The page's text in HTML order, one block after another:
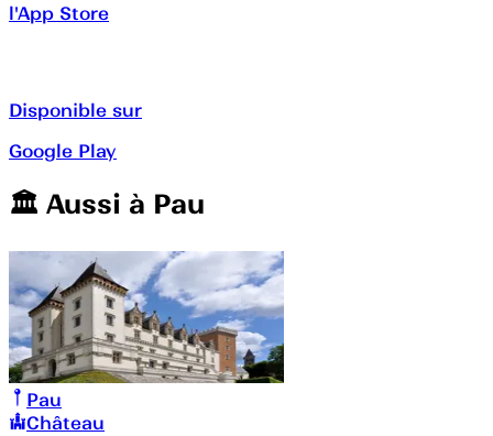
l'App Store
Disponible sur
Google Play
🏛️️ Aussi à Pau
Pau
Château